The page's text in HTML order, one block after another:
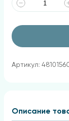
Артикул:
Описание